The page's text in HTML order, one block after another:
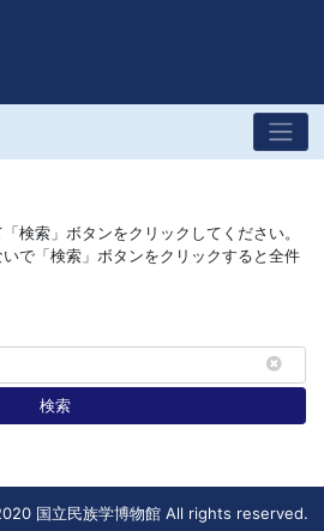
検索」ボタンをクリックしてください。
で「検索」ボタンをクリックすると全件
検索
国立民族学博物館 All rights reserved.